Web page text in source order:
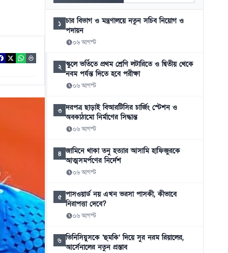
১ চার বিভাগ ও মন্ত্রণালয়ে নতুন সচিব নিয়োগ ও
পদায়ন
০৬ আগস্ট
২ স্কুলে ভর্তিতে প্রথম শ্রেণি লটারিতে ও দ্বিতীয় থেকে
নবম পর্যন্ত দিতে হবে পরীক্ষা
০৬ আগস্ট
৩ দরপত্র ছাড়াই বিআরটিসির চার্জিং স্টেশন ও
অবকাঠামো নির্মাণের সিদ্ধান্ত
০৬ আগস্ট
৪ জামিনে থাকা তনু হত্যার আসামি হাফিজুরকে
আত্মসমর্পণের নির্দেশ
০৬ আগস্ট
৫ পাসওয়ার্ড নয় এখন ভরসা পাসকী, কীভাবে
নিরাপত্তা দেবে?
০৬ আগস্ট
৬ ভিনিসিয়ুসকে ‘হুমকি’ দিয়ে সুর নরম রিয়ালের,
আর্সেনালের নতুন প্রস্তাব